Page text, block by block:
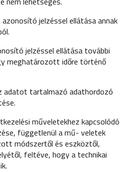
jelzéssel ellátása annak
jelzéssel ellátása további
meghatározott időre történő
adatot tartalmazó adathordozó
műveletekhez kapcsolódó
függetlenül a mű- veletek
módszertől és eszköztől,
feltéve, hogy a technikai